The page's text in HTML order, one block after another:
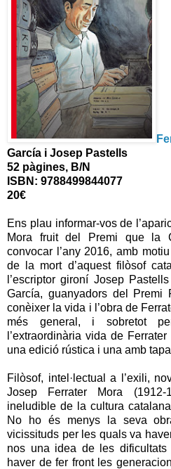
García i Josep Pastells
52 pàgines, B/N
ISBN: 9788499844077
20€
Ens plau informar-vos de
Mora fruit del Premi que la
convocar l’any 2016, amb
de la mort d’aquest filòsof
l’escriptor gironí Josep
García, guanyadors del Premi
conèixer la vida i l’obra de
més general, i sobretot
l’extraordinària vida de
una edició rústica i una amb
Filòsof, intel·lectual a l’exili,
Josep Ferrater Mora
ineludible de la cultura
No ho és menys la seva
vicissituds per les quals va
nos una idea de les
haver de fer front les